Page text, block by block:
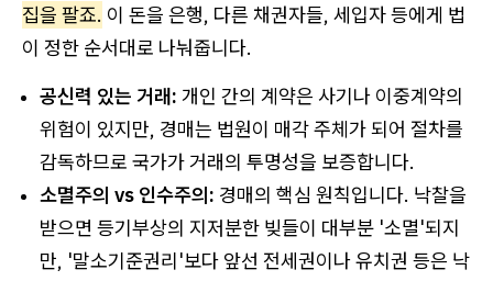
집을 팔죠. 이 돈을 은행, 다른 채권자들, 세입자 등에게 법
이 정한 순서대로 나눠줍니다.
공신력 있는 거래: 개인 간의 계약은 사기나 이중계약의
위험이 있지만, 경매는 법원이 매각 주체가 되어 절차를
감독하므로 국가가 거래의 투명성을 보증합니다.
소멸주의 vs 인수주의: 경매의 핵심 원칙입니다. 낙찰을
받으면 등기부상의 지저분한 빚들이 대부분 '소멸'되지
만, '말소기준권리'보다 앞선 전세권이나 유치권 등은 낙